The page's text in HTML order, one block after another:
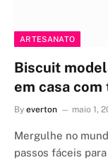
ARTESANATO
Biscuit
em casa
By everton maio 1,
Mergulhe no
passos fáceis